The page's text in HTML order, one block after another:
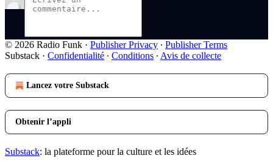
© 2026 Radio Funk · Publisher Privacy ∙ Publisher Terms
Substack · Confidentialité ∙ Conditions ∙ Avis de collecte
Lancez votre Substack
Obtenir l’appli
Substack: la plateforme pour la culture et les idées